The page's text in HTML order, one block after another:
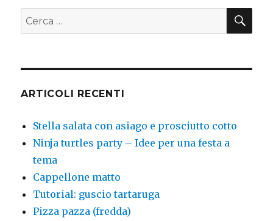
Cerca:
ARTICOLI RECENTI
Stella salata con asiago e prosciutto cotto
Ninja turtles party – Idee per una festa a
tema
Cappellone matto
Tutorial: guscio tartaruga
Pizza pazza (fredda)